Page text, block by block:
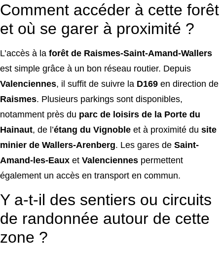
Comment accéder à cette forêt
et où se garer à proximité ?
L’accès à la forêt de Raismes-Saint-Amand-Wallers
est simple grâce à un bon réseau routier. Depuis
Valenciennes, il suffit de suivre la D169 en direction de
Raismes. Plusieurs parkings sont disponibles,
notamment près du parc de loisirs de la Porte du
Hainaut, de l’étang du Vignoble et à proximité du site
minier de Wallers-Arenberg. Les gares de Saint-
Amand-les-Eaux et Valenciennes permettent
également un accès en transport en commun.
Y a-t-il des sentiers ou circuits
de randonnée autour de cette
zone ?